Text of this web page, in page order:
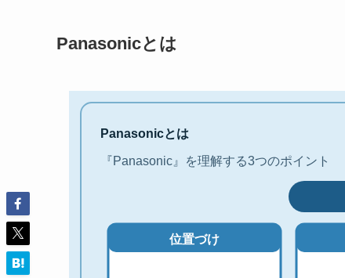
Panasonicとは
Panasonicとは
『Panasonic』を理解する3つのポイント
位置づけ